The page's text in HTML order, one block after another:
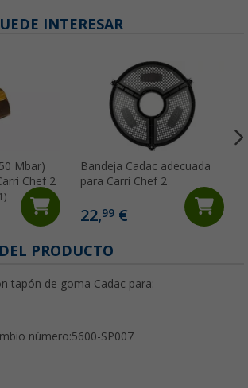
INTERESAR
Mbar)
Chef 2
Bandeja Cadac adecuada
para Carri Chef 2
22,99€
PRODUCTO
tapón de goma Cadac para:
número:5600-SP007